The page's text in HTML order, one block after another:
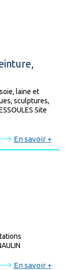
laine et
sculptures,
Site
En savoir +
En savoir +